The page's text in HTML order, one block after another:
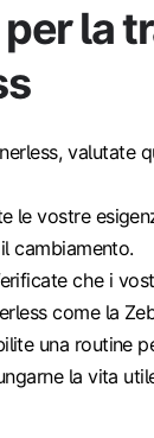
la
valutate
le vostre
cambiamento.
che i
come la
una routine
la vita